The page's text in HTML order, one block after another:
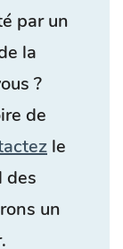
par un
la
?
de
le
des
un